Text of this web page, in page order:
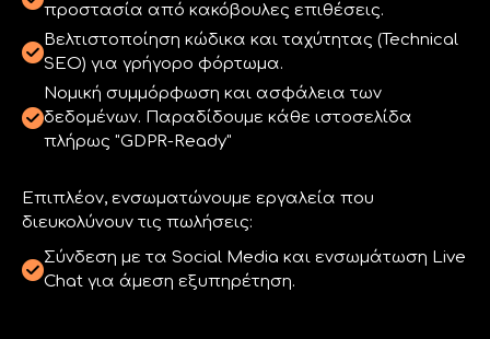
προστασία από κακόβουλες επιθέσεις.
Βελτιστοποίηση κώδικα και ταχύτητας (Technical
SEO) για γρήγορο φόρτωμα.
Νομική συμμόρφωση και ασφάλεια των
δεδομένων. Παραδίδουμε κάθε ιστοσελίδα
πλήρως "GDPR-Ready"
Επιπλέον, ενσωματώνουμε εργαλεία που
διευκολύνουν τις πωλήσεις:
Σύνδεση με τα Social Media και ενσωμάτωση Live
Chat για άμεση εξυπηρέτηση.